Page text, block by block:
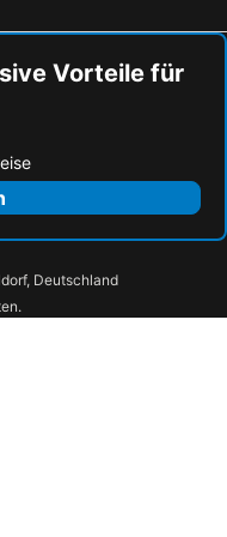
Vorteile für
Deutschland